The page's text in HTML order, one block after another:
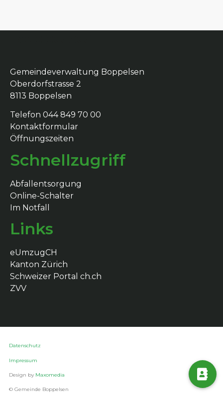
Gemeindeverwaltung Boppelsen
Oberdorfstrasse 2
8113 Boppelsen
Telefon 044 849 70 00
Kontaktformular
Öffnungszeiten
Schnellzugriff
Abfallentsorgung
Online-Schalter
Im Notfall
Links
eUmzugCH
Kanton Zürich
Schweizer Portal ch.ch
ZVV
Datenschutz
Impressum
Design by Maxomedia
© Gemeinde Boppelsen